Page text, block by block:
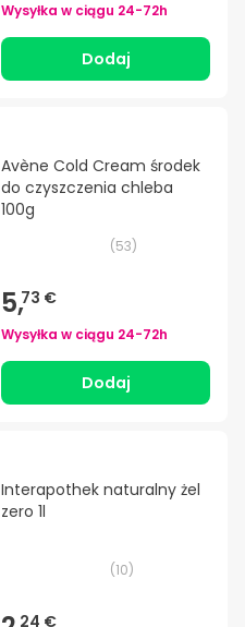
Wysyłka w ciągu 24-72h
Dodaj
Avène Cold Cream środek
do czyszczenia chleba
100g
(53)
5,73 €
Wysyłka w ciągu 24-72h
Dodaj
Interapothek naturalny żel
zero 1l
(10)
24 €